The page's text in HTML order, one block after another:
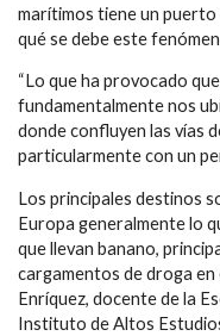
marítimos tiene un puerto
qué se debe este
“Lo que ha provocado
fundamentalmente nos
donde confluyen las vías
particularmente con un
Los principales destinos
Europa generalmente lo
que llevan banano,
cargamentos de droga en
Enríquez, docente de la
Instituto de Altos